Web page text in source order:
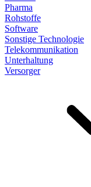
Pharma
Rohstoffe
Software
Sonstige Technologie
Telekommunikation
Unterhaltung
Versorger